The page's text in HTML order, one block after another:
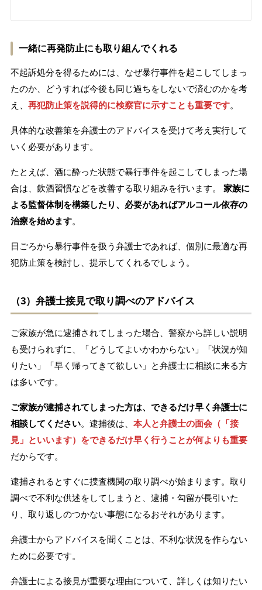
一緒に再発防止にも取り組んでくれる
不起訴処分を得るためには、なぜ暴行事件を起こしてしまっ
たのか、どうすれば今後も同じ過ちをしないで済むのかを考
え、 再犯防止策を説得的に検察官に示すことも重要です。
具体的な改善策を弁護士のアドバイスを受けて考え実行して
いく必要があります。
たとえば、酒に酔った状態で暴行事件を起こしてしまった場
合は、飲酒習慣などを改善する取り組みを行います。 家族に
よる監督体制を構築したり、必要があればアルコール依存の
治療を始めます。
日ごろから暴行事件を扱う弁護士であれば、個別に最適な再
犯防止策を検討し、提示してくれるでしょう。
（3）弁護士接見で取り調べのアドバイス
ご家族が急に逮捕されてしまった場合、警察から詳しい説明
も受けられずに、「どうしてよいかわからない」「状況が知
りたい」「早く帰ってきて欲しい」と弁護士に相談に来る方
は多いです。
ご家族が逮捕されてしまった方は、できるだけ早く弁護士に
相談してください。逮捕後は、 本人と弁護士の面会（「接
見」といいます）をできるだけ早く行うことが何よりも重要
だからです。
逮捕されるとすぐに捜査機関の取り調べが始まります。取り
調べで不利な供述をしてしまうと、逮捕・勾留が長引いた
り、取り返しのつかない事態になるおそれがあります。
弁護士からアドバイスを聞くことは、不利な状況を作らない
ために必要です。
弁護士による接見が重要な理由について、詳しくは知りたい